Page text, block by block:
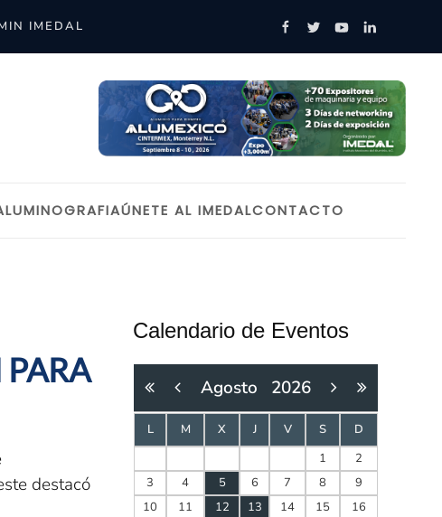
IMEDAL
ÚNETE AL IMEDALCONTACTO
destacó
Calendario de Eventos
Agosto 2026
L M X J V S
D
1
2
3
4 5 6 7 8
9
10
11 12 13 14 15
16